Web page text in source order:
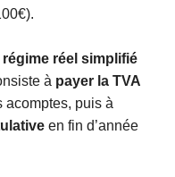
régime réel simplifié
à payer la TVA
acomptes, puis à
en fin d’année